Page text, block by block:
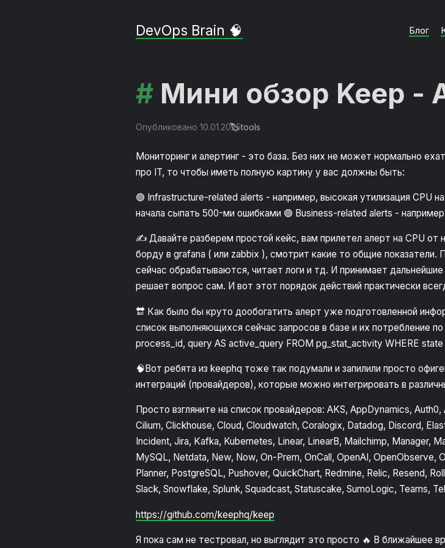
DevOps Brain 🧠 Блог
Мини обзор Keep -
Опубликовано 10.01.2025tools
Мониторинг и алертинг - это база. Без них не может нормально
про IT, то чтобы иметь полную картину у вас должны быть:
🟢 Infrastructure-related alerts - например, высокая утилизация CPU
начала сыпать 500-ми ошибками 🟢 Business-related alerts -
✍️ Давайте разберем простой кейс, вам прилетел алерт на CPU
борду в grafana ( или zabbix ), смотрит какие то общие
сейчас обрабатываются, читает логи и тд. И принимает
решает вопрос сам. И вот этот порядок действий практически
🔛 Как было бы круто дообогатить алерт уже подготовленной
список выполняющихся сейчас запросов в базе и их потребление
process_id, query AS active_query FROM pg_stat_activity WHERE state
🧠Вот ребята из keephq тоже так подумали и запилили просто
интеграций (провайдеров), которые можно интегрировать в
Просто взгляните на список провайдеров: AKS, AppDynamics,
Cilium, Clickhouse, Cloud, Cloudwatch, Coralogix, Datadog, Discord,
Incident, Jira, Kafka, Kubernetes, Linear, LinearB, Mailchimp, Manager,
MySQL, Netdata, New, Now, On-Prem, OnCall, OpenAI, OpenObserve,
Planner, PostgreSQL, Pushover, QuickChart, Redmine, Relic, Resend,
Slack, Snowflake, Splunk, Squadcast, Statuscake, SumoLogic, Teams,
https://github.com/keephq/keep
Я пока сам не тестровал, но выглядит это просто 🔥 В ближайшее